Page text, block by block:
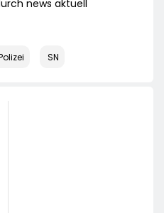
news aktuell
SN